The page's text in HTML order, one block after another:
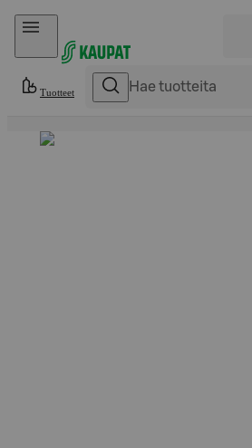
Hyppää sisältöön
Tuotteet